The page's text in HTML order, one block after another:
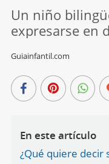
Un niño
expresarse en
Guiainfantil.com
En este artículo
¿Qué quiere decir